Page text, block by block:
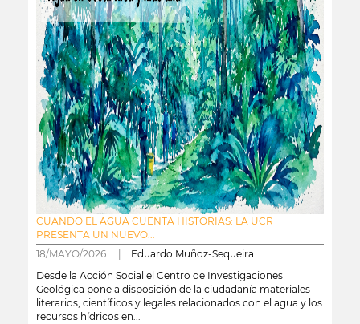
CUANDO EL AGUA CUENTA HISTORIAS: LA UCR
PRESENTA UN NUEVO...
18/MAYO/2026 | Eduardo Muñoz-Sequeira
Desde la Acción Social el Centro de Investigaciones
Geológica pone a disposición de la ciudadanía materiales
literarios, científicos y legales relacionados con el agua y los
recursos hídricos en...